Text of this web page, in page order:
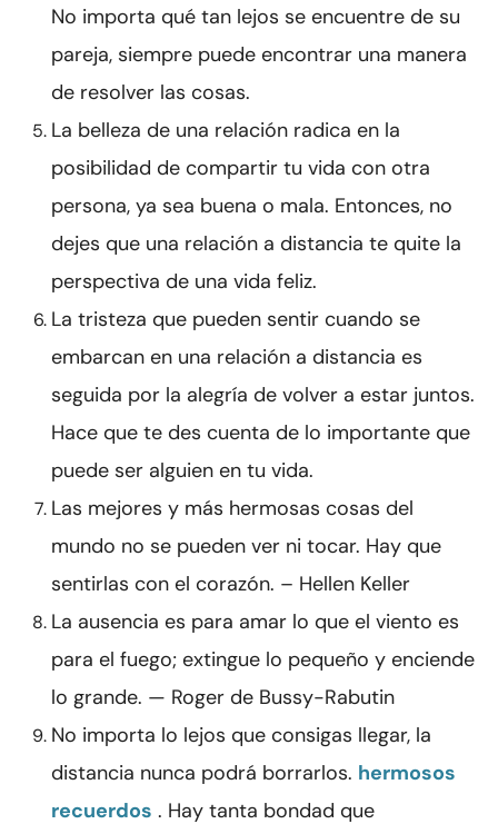
No importa qué tan lejos se encuentre de su
pareja, siempre puede encontrar una manera
de resolver las cosas.
La belleza de una relación radica en la
posibilidad de compartir tu vida con otra
persona, ya sea buena o mala. Entonces, no
dejes que una relación a distancia te quite la
perspectiva de una vida feliz.
La tristeza que pueden sentir cuando se
embarcan en una relación a distancia es
seguida por la alegría de volver a estar juntos.
Hace que te des cuenta de lo importante que
puede ser alguien en tu vida.
Las mejores y más hermosas cosas del
mundo no se pueden ver ni tocar. Hay que
sentirlas con el corazón. – Hellen Keller
La ausencia es para amar lo que el viento es
para el fuego; extingue lo pequeño y enciende
lo grande. — Roger de Bussy-Rabutin
No importa lo lejos que consigas llegar, la
distancia nunca podrá borrarlos. hermosos
recuerdos . Hay tanta bondad que